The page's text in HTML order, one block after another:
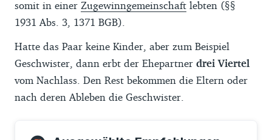
somit in einer Zugewinngemeinschaft lebten (§§
1931 Abs. 3, 1371 BGB).
Hatte das Paar keine Kinder, aber zum Beispiel
Geschwister, dann erbt der Ehepartner drei Viertel
vom Nachlass. Den Rest bekommen die Eltern oder
nach deren Ableben die Geschwister.